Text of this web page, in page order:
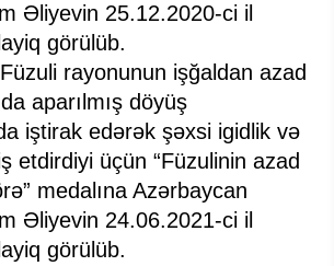
Əliyevin 25.12.2020-ci il
görülüb.
rayonunun işğaldan azad
aparılmış döyüş
iştirak edərək şəxsi igidlik və
etdirdiyi üçün “Füzulinin azad
medalına Azərbaycan
Əliyevin 24.06.2021-ci il
görülüb.